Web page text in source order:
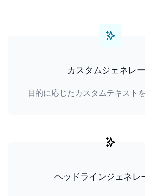
カスタムジェネレ
目的に応じたカスタムテキスト
ヘッドラインジェネレ